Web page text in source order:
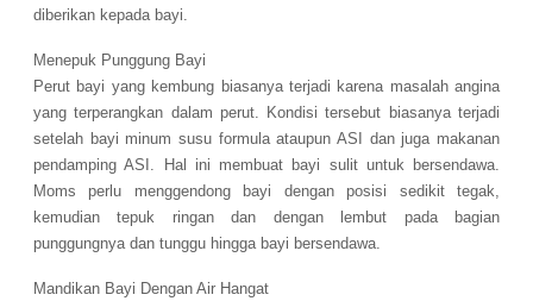
diberikan kepada bayi.
Menepuk Punggung Bayi
Perut bayi yang kembung biasanya terjadi karena masalah angina
yang terperangkan dalam perut. Kondisi tersebut biasanya terjadi
setelah bayi minum susu formula ataupun ASI dan juga makanan
pendamping ASI. Hal ini membuat bayi sulit untuk bersendawa.
Moms perlu menggendong bayi dengan posisi sedikit tegak,
kemudian tepuk ringan dan dengan lembut pada bagian
punggungnya dan tunggu hingga bayi bersendawa.
Mandikan Bayi Dengan Air Hangat